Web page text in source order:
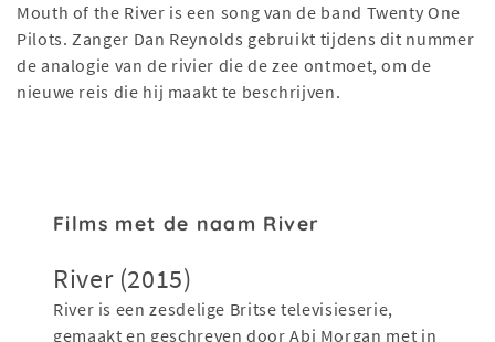
Mouth of the River is een song van de band Twenty One
Pilots. Zanger Dan Reynolds gebruikt tijdens dit nummer
de analogie van de rivier die de zee ontmoet, om de
nieuwe reis die hij maakt te beschrijven.
Films met de naam River
River (2015)
River is een zesdelige Britse televisieserie,
gemaakt en geschreven door Abi Morgan met in